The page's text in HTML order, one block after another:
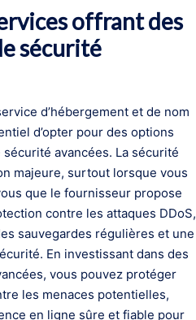
offrant des
sécurité
d’hébergement et de nom
d’opter pour des options
avancées. La sécurité
majeure, surtout lorsque vous
que le fournisseur propose
contre les attaques DDoS,
sauvegardes régulières et une
En investissant dans des
vous pouvez protéger
les menaces potentielles,
en ligne sûre et fiable pour